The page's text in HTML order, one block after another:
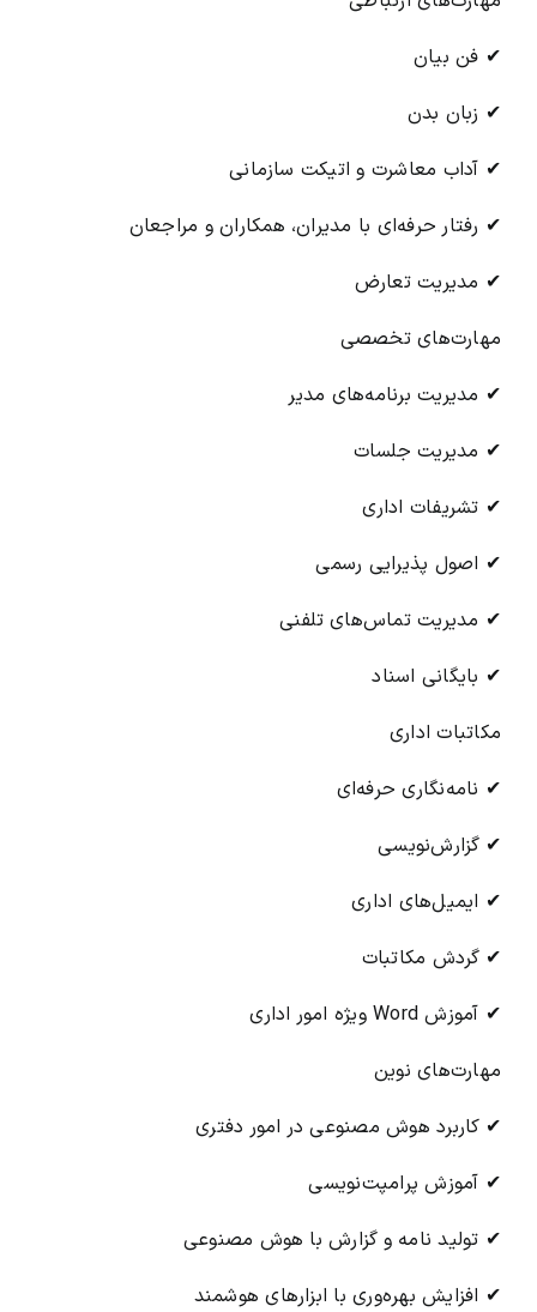
✔ فن بیان
✔ زبان بدن
✔ آداب معاشرت و اتیکت سازمانی
✔ رفتار حرفه‌ای با مدیران، همکاران و مراجعان
✔ مدیریت تعارض
مهارت‌های تخصصی
✔ مدیریت برنامه‌های مدیر
✔ مدیریت جلسات
✔ تشریفات اداری
✔ اصول پذیرایی رسمی
✔ مدیریت تماس‌های تلفنی
✔ بایگانی اسناد
مکاتبات اداری
✔ نامه‌نگاری حرفه‌ای
✔ گزارش‌نویسی
✔ ایمیل‌های اداری
✔ گردش مکاتبات
✔ آموزش Word ویژه امور اداری
مهارت‌های نوین
✔ کاربرد هوش مصنوعی در امور دفتری
✔ آموزش پرامپت‌نویسی
✔ تولید نامه و گزارش با هوش مصنوعی
✔ افزایش بهره‌وری با ابزارهای هوشمند